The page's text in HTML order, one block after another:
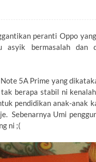
peranti Oppo
asyik bermasalah
5A Prime yang
berapa stabil ni
pendidikan anak-anak
Sebenarnya Umi
ni ;(